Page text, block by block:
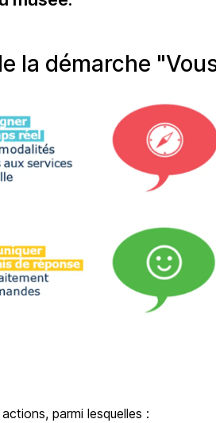
la démarche
parmi lesquelles :